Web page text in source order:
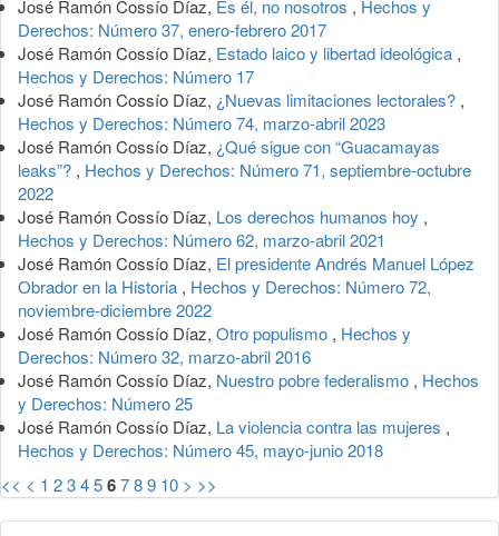
José Ramón Cossío Díaz, Es él, no nosotros , Hechos y
Derechos: Número 37, enero-febrero 2017
José Ramón Cossío Díaz, Estado laico y libertad ideológica ,
Hechos y Derechos: Número 17
José Ramón Cossío Díaz, ¿Nuevas limitaciones lectorales? ,
Hechos y Derechos: Número 74, marzo-abril 2023
José Ramón Cossío Díaz, ¿Qué sigue con “Guacamayas
leaks”? , Hechos y Derechos: Número 71, septiembre-octubre
2022
José Ramón Cossío Díaz, Los derechos humanos hoy ,
Hechos y Derechos: Número 62, marzo-abril 2021
José Ramón Cossío Díaz, El presidente Andrés Manuel López
Obrador en la Historia , Hechos y Derechos: Número 72,
noviembre-diciembre 2022
José Ramón Cossío Díaz, Otro populismo , Hechos y
Derechos: Número 32, marzo-abril 2016
José Ramón Cossío Díaz, Nuestro pobre federalismo , Hechos
y Derechos: Número 25
José Ramón Cossío Díaz, La violencia contra las mujeres ,
Hechos y Derechos: Número 45, mayo-junio 2018
<< < 1 23456789 10 > >>